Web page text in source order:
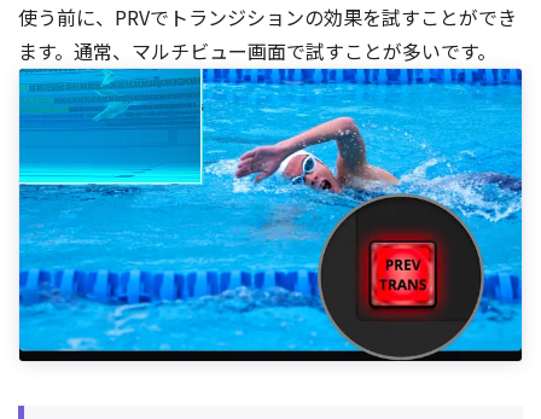
使う前に、PRVでトランジションの効果を試すことができ
ます。通常、マルチビュー画面で試すことが多いです。